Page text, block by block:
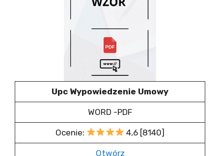
Upc Wypowiedzenie Umowy
WORD -PDF
Ocenie: 4,6 [8140]
Otwórz